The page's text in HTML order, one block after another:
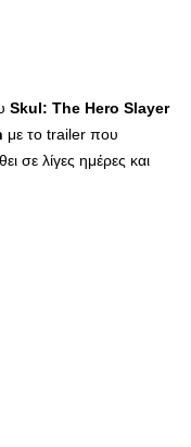
Skul: The Hero Slayer
με το trailer που
σε λίγες ημέρες και